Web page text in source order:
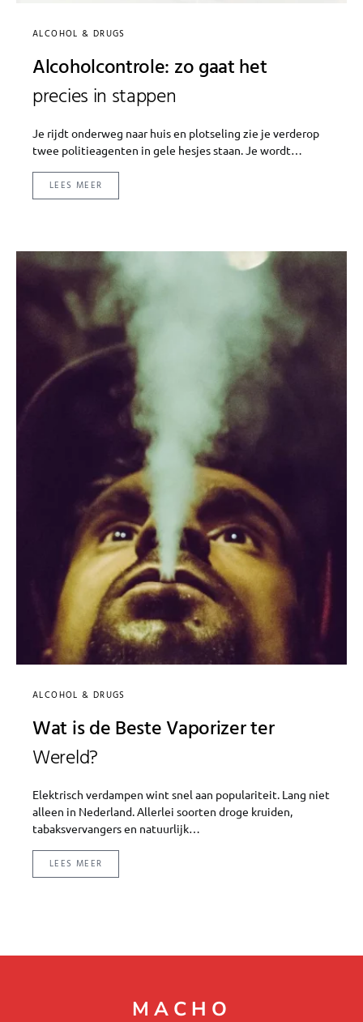
ALCOHOL & DRUGS
Alcoholcontrole: zo gaat het
precies in stappen
Je rijdt onderweg naar huis en plotseling zie je verderop
twee politieagenten in gele hesjes staan. Je wordt…
LEES MEER
ALCOHOL & DRUGS
Wat is de Beste Vaporizer ter
Wereld?
Elektrisch verdampen wint snel aan populariteit. Lang niet
alleen in Nederland. Allerlei soorten droge kruiden,
tabaksvervangers en natuurlijk…
LEES MEER
MACHO